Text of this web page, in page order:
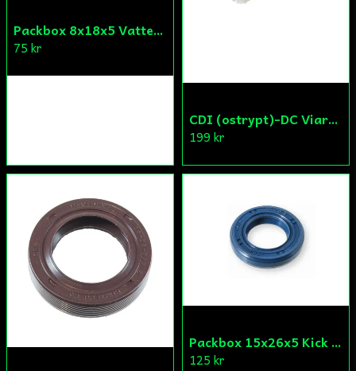
Packbox 8x18x5 Vattenpump Aprilia/Derbi/Gilera (original)
75 kr
CDI (ostrypt)-DC Viarelli/Keeway/Generic
199 kr
Packbox 15x26x5 Kick Aprilia/Derbi/Gilera (original)
125 kr